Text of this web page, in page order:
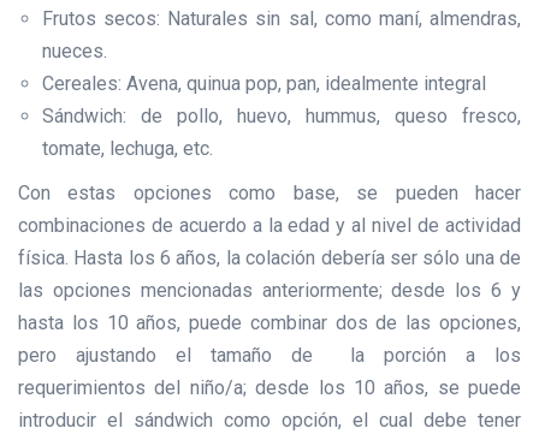
Frutos secos: Naturales sin sal, como maní, almendras,
nueces.
Cereales: Avena, quinua pop, pan, idealmente integral
Sándwich: de pollo, huevo, hummus, queso fresco,
tomate, lechuga, etc.
Con estas opciones como base, se pueden hacer
combinaciones de acuerdo a la edad y al nivel de actividad
física. Hasta los 6 años, la colación debería ser sólo una de
las opciones mencionadas anteriormente; desde los 6 y
hasta los 10 años, puede combinar dos de las opciones,
pero ajustando el tamaño de la porción a los
requerimientos del niño/a; desde los 10 años, se puede
introducir el sándwich como opción, el cual debe tener